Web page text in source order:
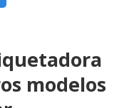
modelos